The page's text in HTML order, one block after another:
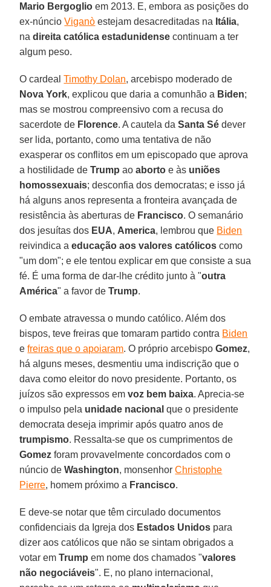
Mario Bergoglio em 2013. E, embora as posições do
ex-núncioViganò estejam desacreditadas na Itália,
nadireita católica estadunidense continuam a ter
algum peso.
O cardealTimothy Dolan, arcebispo moderado de
Nova York, explicou que daria a comunhão a Biden;
mas se mostrou compreensivo com a recusa do
sacerdote de Florence. A cautela daSanta Sé dever
ser lida, portanto, como uma tentativa de não
exasperar os conflitos em um episcopado que aprova
a hostilidade deTrump aoaborto e às uniões
homossexuais; desconfia dos democratas; e isso já
há alguns anos representa a fronteira avançada de
resistência às aberturas de Francisco. O semanário
dos jesuítas dos EUA, America, lembrou que Biden
reivindica aeducação aos valores católicos como
"um dom"; e ele tentou explicar em que consiste a sua
fé. É uma forma de dar-lhe crédito junto à "outra
América" a favor deTrump.
O embate atravessa o mundo católico. Além dos
bispos, teve freiras que tomaram partido contra Biden
efreiras que o apoiaram. O próprio arcebispoGomez,
há alguns meses, desmentiu uma indiscrição que o
dava como eleitor do novo presidente. Portanto, os
juízos são expressos emvoz bem baixa. Aprecia-se
o impulso pela unidade nacional que o presidente
democrata deseja imprimir após quatro anos de
trumpismo. Ressalta-se que os cumprimentos de
Gomez foram provavelmente concordados com o
núncio deWashington, monsenhorChristophe
Pierre, homem próximo a Francisco.
E deve-se notar que têm circulado documentos
confidenciais da Igreja dos Estados Unidos para
dizer aos católicos que não se sintam obrigados a
votar emTrump em nome dos chamados "valores
não negociáveis". E, no plano internacional,